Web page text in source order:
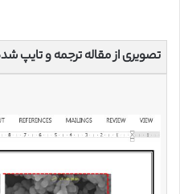
تصویری از مقاله ترجمه و تایپ